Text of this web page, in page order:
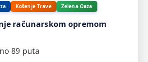
Košenje Trave Zelena Oaza
računarskom opremom
89 puta